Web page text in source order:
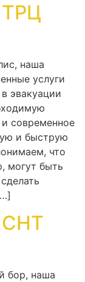
ТРЦ
наша
услуги
эвакуации
современное
и быструю
что
могут быть
СНТ
бор, наша